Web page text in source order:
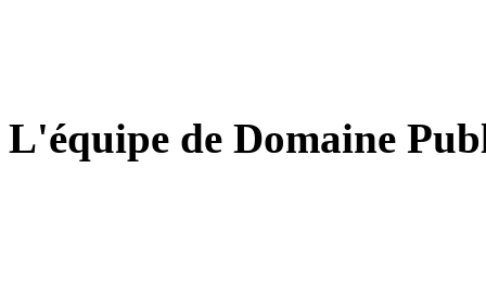
L'équipe de Domaine